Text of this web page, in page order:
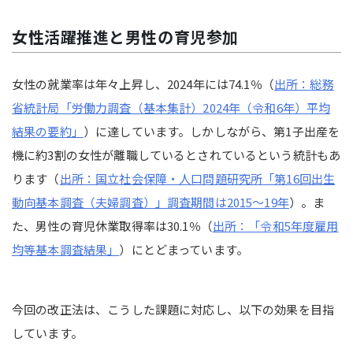
女性活躍推進と男性の育児参加
女性の就業率は年々上昇し、2024年には74.1％（出所：総務
省統計局「労働力調査（基本集計）2024年（令和6年）平均
結果の要約」 ） に達しています。しかしながら、第1子出産を
機に約3割の女性が離職しているとされているという統計もあ
ります（出所：国立社会保障・人口問題研究所「第16回出生
動向基本調査（夫婦調査）」調査期間は2015～19年）。ま
た、男性の育児休業取得率は30.1％（出所：「令和5年度雇用
均等基本調査結果」 ）にとどまっています。
今回の改正法は、こうした課題に対応し、以下の効果を目指
しています。